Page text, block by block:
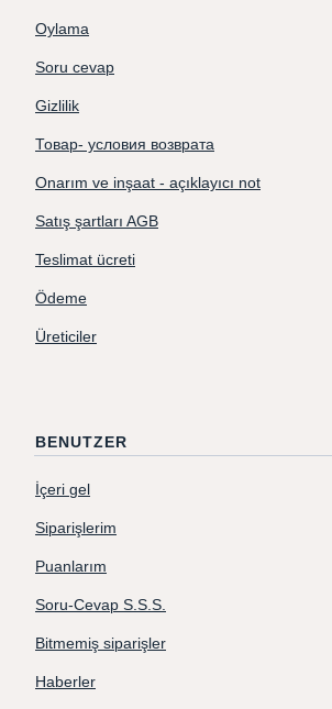
Oylama
Soru cevap
Gizlilik
Товар- условия возврата
Onarım ve inşaat - açıklayıcı not
Satış şartları AGB
Teslimat ücreti
Ödeme
Üreticiler
BENUTZER
İçeri gel
Siparişlerim
Puanlarım
Soru-Cevap S.S.S.
Bitmemiş siparişler
Haberler